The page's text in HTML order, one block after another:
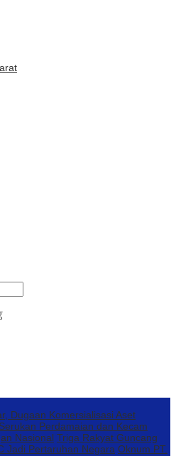
Dugaan Komersialisasi Aset
Perdamaian dan Kecam
Nasional Triga Rakyat Guncang
Jadi Pertaruhan Negara Oknum PT.